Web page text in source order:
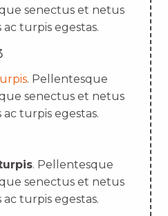
senectus et netus
turpis egestas.
. Pellentesque
senectus et netus
turpis egestas.
. Pellentesque
senectus et netus
turpis egestas.